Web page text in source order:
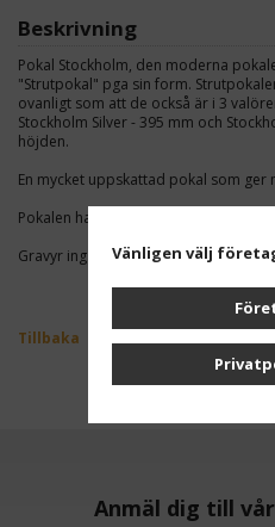
Beskrivning
Pokal Stockholm, den moderna
"Strutpokal" pga sin form.
ovanligt som att de också är i 3
Stockholm Silver - 395 mm och
höjden.
En mycket uppskattad pokal som
Pokalen har metallskål och
Gravyr ingår i priset
Tillbaka
Anmäl dig till
Vänligen välj